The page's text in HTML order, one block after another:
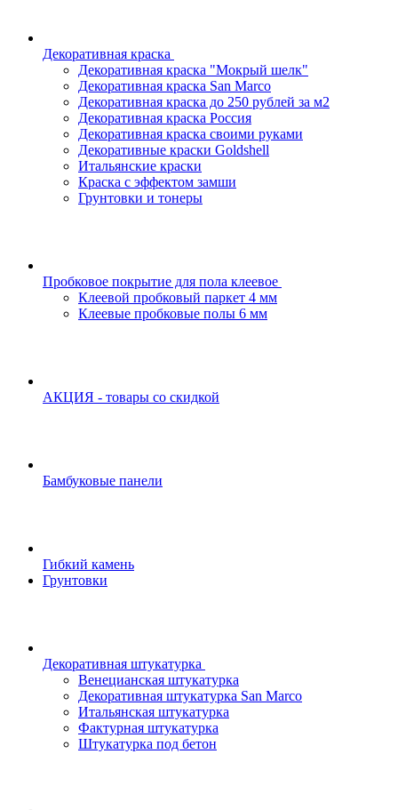
Декоративная краска
Декоративная краска "Мокрый шелк"
Декоративная краска San Marco
Декоративная краска до 250 рублей за м2
Декоративная краска Россия
Декоративная краска своими руками
Декоративные краски Goldshell
Итальянские краски
Краска с эффектом замши
Грунтовки и тонеры
Пробковое покрытие для пола клеевое
Клеевой пробковый паркет 4 мм
Клеевые пробковые полы 6 мм
АКЦИЯ - товары со скидкой
Бамбуковые панели
Гибкий камень
Грунтовки
Декоративная штукатурка
Венецианская штукатурка
Декоративная штукатурка San Marco
Итальянская штукатурка
Фактурная штукатурка
Штукатурка под бетон